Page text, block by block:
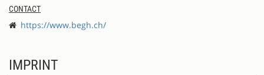
CONTACT
https://www.begh.ch/
IMPRINT